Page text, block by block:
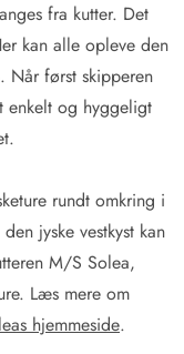
fra kutter. Det
kan alle opleve den
Når først skipperen
enkelt og hyggeligt
rundt omkring i
jyske vestkyst kan
M/S Solea,
Læs mere om
hjemmeside.